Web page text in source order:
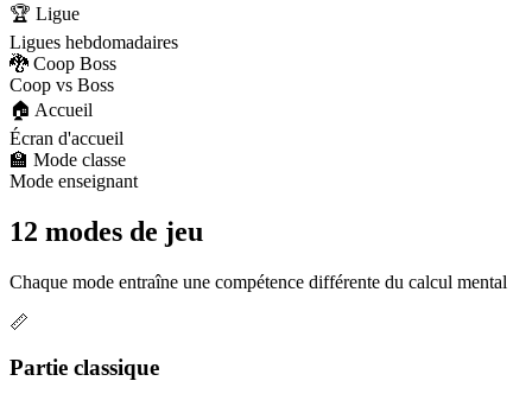
🏆 Ligue
Ligues hebdomadaires
🐉 Coop Boss
Coop vs Boss
🏠 Accueil
Écran d'accueil
🏫 Mode classe
Mode enseignant
12 modes de jeu
Chaque mode entraîne une compétence différente du calcul mental
📏
Partie classique